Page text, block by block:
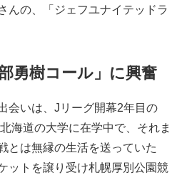
んの、「ジェフユナイテッドラ
勇樹コール」に興奮
会いは、Jリーグ開幕2年目の
海道の大学に在学中で、それま
とは無縁の生活を送っていた
ットを譲り受け札幌厚別公園競